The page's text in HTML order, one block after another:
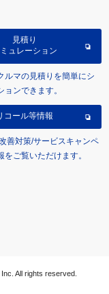
見積り
ュレーション
ルマの見積りを簡単にシ
ョンできます。
コール等情報
善対策/サービスキャンペ
をご覧いただけます。
All rights reserved.